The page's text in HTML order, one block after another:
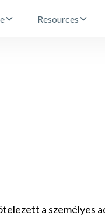
Resources
a személyes